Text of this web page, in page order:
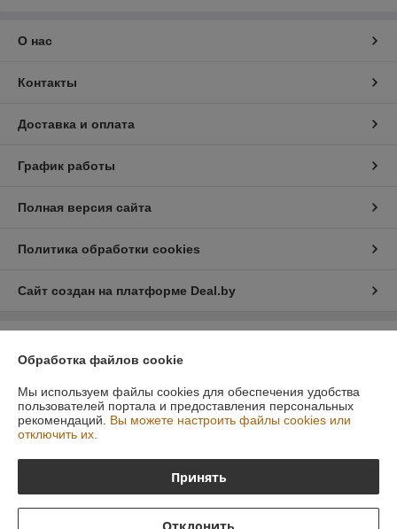
О нас
Контакты
Доставка и оплата
График работы
Полная версия сайта
Политика обработки cookies
Сайт создан на платформе Deal.by
«Фабрика станков»
Минск
Регистрационный номер ЕГР: 192385214
УНП: 192385214
Регистрационный орган: Минский горисполком
Дата регистрации компании: 27.11.2014
Обработка файлов cookie
Мы используем файлы cookies для обеспечения удобства
пользователей портала и предоставления персональных
рекомендаций. Вы можете настроить файлы cookies или
отключить их.
Принять
Отклонить